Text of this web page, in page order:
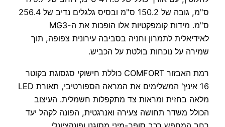
ס"מ, גובה של 150.2 ס"מ ובסיס גלגלים נדיב של 256.4
ס"מ. מידות קומפקטיות אלו הופכות את ה-MG3
לאידיאלית לתמרון וחניה בסביבה עירונית צפופה, תוך
שמירה על נוכחות בולטת על הכביש.
רמת האבזור COMFORT כוללת חישוקי סגסוגת בקוטר
16 אינץ' המשלימים את המראה הספורטיבי, תאורת LED
מלאה בחזית ומראות צד מתקפלות חשמלית. העיצוב
הכולל משדר תחושה צעירה ואנרגטית, הפונה לקהל יעד